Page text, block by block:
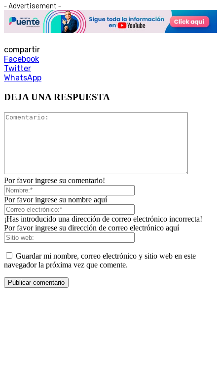
- Advertisement -
compartir
Facebook
Twitter
WhatsApp
DEJA UNA RESPUESTA
Por favor ingrese su comentario!
Por favor ingrese su nombre aquí
¡Has introducido una dirección de correo electrónico incorrecta!
Por favor ingrese su dirección de correo electrónico aquí
Guardar mi nombre, correo electrónico y sitio web en este
navegador la próxima vez que comente.